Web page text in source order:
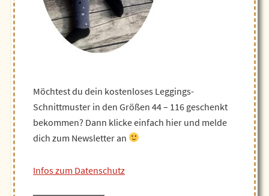
Möchtest du dein kostenloses Leggings-
Schnittmuster in den Größen 44 – 116 geschenkt
bekommen? Dann klicke einfach hier und melde
dich zum Newsletter an
Infos zum Datenschutz